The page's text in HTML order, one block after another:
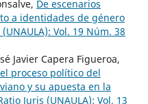
De escenarios
a identidades de género
Vol. 19 Núm. 38
Javier Capera Figueroa,
proceso político del
y su apuesta en la
Juris (UNAULA): Vol. 13